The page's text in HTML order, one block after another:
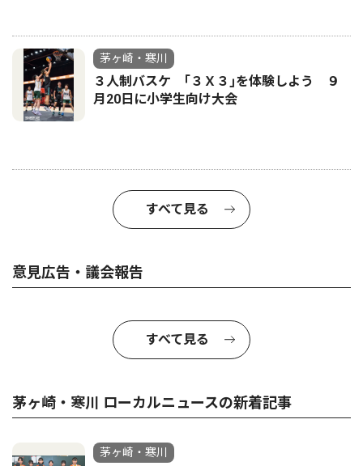
茅ヶ崎・寒川
３人制バスケ ｢３Ｘ３｣を体験しよう ９
月20日に小学生向け大会
すべて見る
意見広告・議会報告
すべて見る
茅ヶ崎・寒川 ローカルニュースの新着記事
茅ヶ崎・寒川